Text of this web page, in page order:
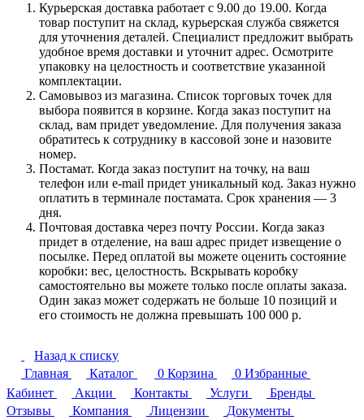
Курьерская доставка работает с 9.00 до 19.00. Когда
товар поступит на склад, курьерская служба свяжется
для уточнения деталей. Специалист предложит выбрать
удобное время доставки и уточнит адрес. Осмотрите
упаковку на целостность и соответствие указанной
комплектации.
Самовывоз из магазина. Список торговых точек для
выбора появится в корзине. Когда заказ поступит на
склад, вам придет уведомление. Для получения заказа
обратитесь к сотруднику в кассовой зоне и назовите
номер.
Постамат. Когда заказ поступит на точку, на ваш
телефон или e-mail придет уникальный код. Заказ нужно
оплатить в терминале постамата. Срок хранения — 3
дня.
Почтовая доставка через почту России. Когда заказ
придет в отделение, на ваш адрес придет извещение о
посылке. Перед оплатой вы можете оценить состояние
коробки: вес, целостность. Вскрывать коробку
самостоятельно вы можете только после оплаты заказа.
Один заказ может содержать не больше 10 позиций и
его стоимость не должна превышать 100 000 р.
Назад к списку
Главная
Каталог 0 Корзина 0 Избранные
Кабинет
Акции Контакты Услуги
Бренды
Отзывы
Компания Лицензии
Документы